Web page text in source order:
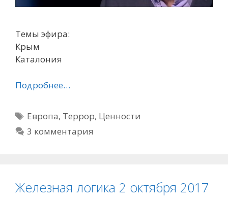
Темы эфира:
Крым
Каталония
Подробнее…
Метки
Европа, Террор, Ценности
3 комментария
Железная логика 2 октября 2017